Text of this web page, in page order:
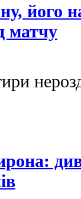
його
матчу